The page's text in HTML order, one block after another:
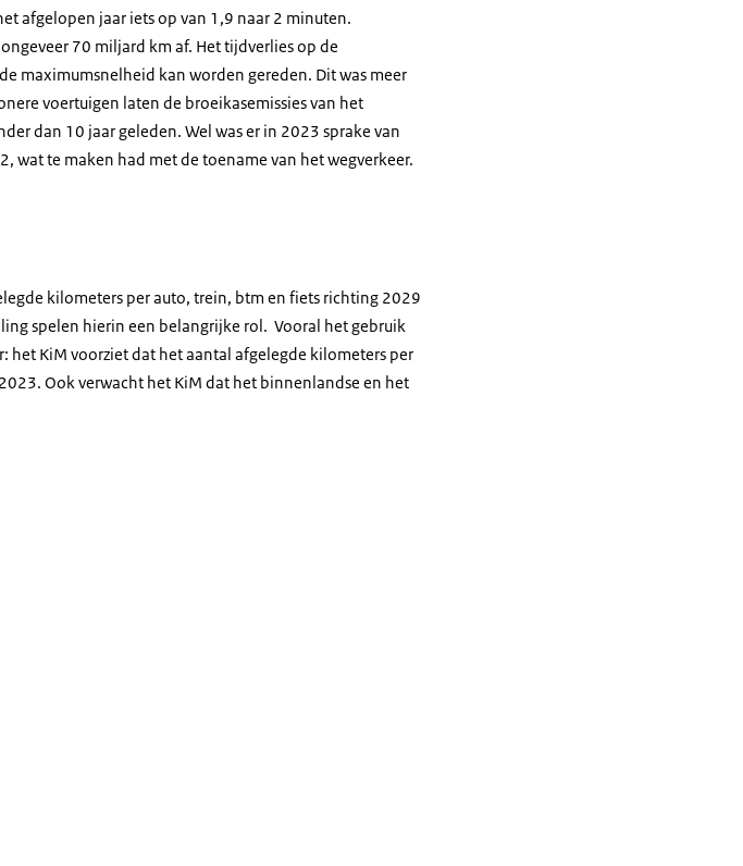
afgelopen jaar iets op van 1,9 naar 2 minuten.
70 miljard km af. Het tijdverlies op de
maximumsnelheid kan worden gereden. Dit was meer
voertuigen laten de broeikasemissies van het
dan 10 jaar geleden. Wel was er in 2023 sprake van
wat te maken had met de toename van het wegverkeer.
kilometers per auto, trein, btm en fiets richting 2029
spelen hierin een belangrijke rol. Vooral het gebruik
KiM voorziet dat het aantal afgelegde kilometers per
Ook verwacht het KiM dat het binnenlandse en het